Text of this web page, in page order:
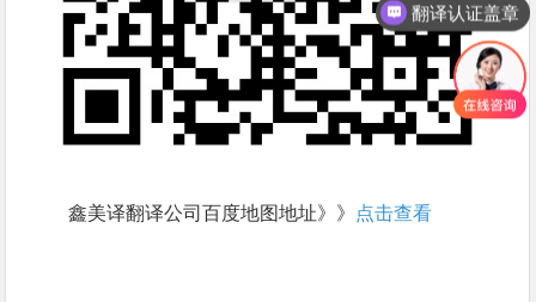
鑫美译翻译公司百度地图地址》》 点击查看
翻译认证盖章